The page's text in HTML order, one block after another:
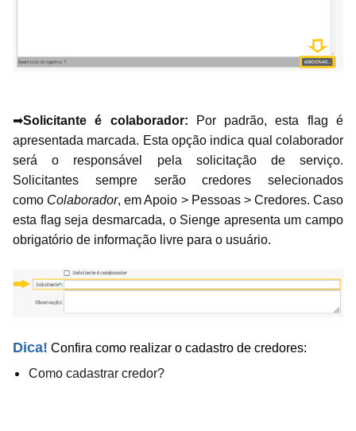
➡Solicitante é colaborador:
Por padrão, esta flag é
apresentada marcada. Esta opção indica qual colaborador
será o responsável pela solicitação de serviço.
Solicitantes sempre serão credores selecionados
como Colaborador, em Apoio > Pessoas > Credores. Caso
esta flag seja desmarcada, o Sienge apresenta um campo
obrigatório de informação livre para o usuário.
Dica! Confira como realizar o cadastro de credores:
Como cadastrar credor?